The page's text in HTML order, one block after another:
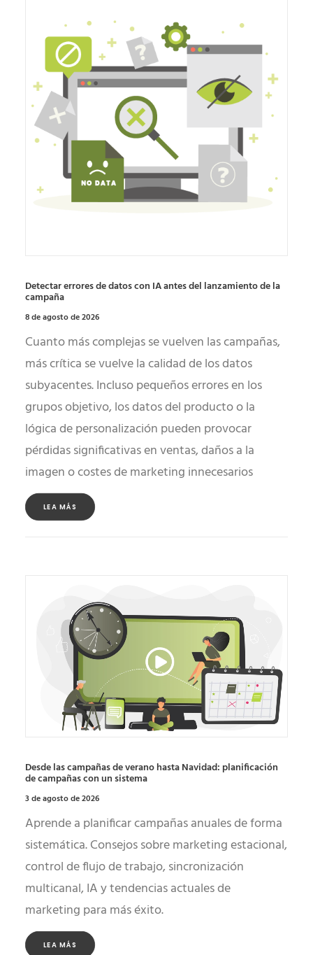
Detectar errores de datos con IA antes del lanzamiento de la
campaña
8 de agosto de 2026
Cuanto más complejas se vuelven las campañas,
más crítica se vuelve la calidad de los datos
subyacentes. Incluso pequeños errores en los
grupos objetivo, los datos del producto o la
lógica de personalización pueden provocar
pérdidas significativas en ventas, daños a la
imagen o costes de marketing innecesarios
LEA MÁS
Desde las campañas de verano hasta Navidad: planificación
de campañas con un sistema
3 de agosto de 2026
Aprende a planificar campañas anuales de forma
sistemática. Consejos sobre marketing estacional,
control de flujo de trabajo, sincronización
multicanal, IA y tendencias actuales de
marketing para más éxito.
LEA MÁS